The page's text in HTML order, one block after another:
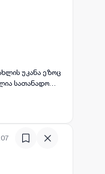
უკანა ეზოც
სათანადო